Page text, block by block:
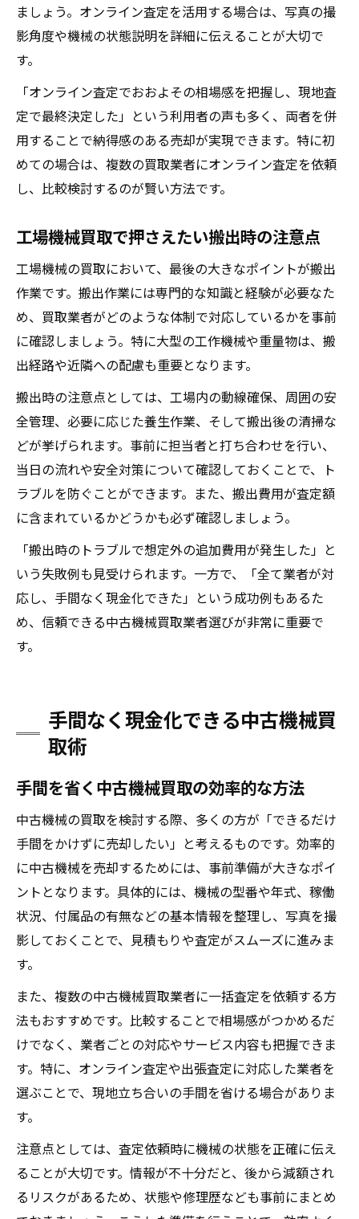
ましょう。オンライン査定を活用する場合は、写真の撮
影角度や機械の状態説明を詳細に伝えることが大切で
す。
「オンライン査定でおおよその相場感を把握し、現地査
定で最終決定した」という利用者の声も多く、両者を併
用することで納得感のある売却が実現できます。特に初
めての場合は、複数の買取業者にオンライン査定を依頼
し、比較検討するのが賢い方法です。
工場機械買取で押さえたい搬出時の注意点
工場機械の買取において、最後の大きなポイントが搬出
作業です。搬出作業には専門的な知識と経験が必要なた
め、買取業者がどのような体制で対応しているかを事前
に確認しましょう。特に大型の工作機械や重量物は、搬
出経路や近隣への配慮も重要となります。
搬出時の注意点としては、工場内の動線確保、周囲の安
全管理、必要に応じた養生作業、そして搬出後の清掃な
どが挙げられます。事前に担当者と打ち合わせを行い、
当日の流れや安全対策について確認しておくことで、ト
ラブルを防ぐことができます。また、搬出費用が査定額
に含まれているかどうかも必ず確認しましょう。
「搬出時のトラブルで想定外の追加費用が発生した」と
いう失敗例も見受けられます。一方で、「全て業者が対
応し、手間なく現金化できた」という成功例もあるた
め、信頼できる中古機械買取業者選びが非常に重要で
す。
手間なく現金化できる中古機械買
取術
手間を省く中古機械買取の効率的な方法
中古機械の買取を検討する際、多くの方が「できるだけ
手間をかけずに売却したい」と考えるものです。効率的
に中古機械を売却するためには、事前準備が大きなポイ
ントとなります。具体的には、機械の型番や年式、稼働
状況、付属品の有無などの基本情報を整理し、写真を撮
影しておくことで、見積もりや査定がスムーズに進みま
す。
また、複数の中古機械買取業者に一括査定を依頼する方
法もおすすめです。比較することで相場感がつかめるだ
けでなく、業者ごとの対応やサービス内容も把握できま
す。特に、オンライン査定や出張査定に対応した業者を
選ぶことで、現地立ち合いの手間を省ける場合がありま
す。
注意点としては、査定依頼時に機械の状態を正確に伝え
ることが大切です。情報が不十分だと、後から減額され
るリスクがあるため、状態や修理歴なども事前にまとめ